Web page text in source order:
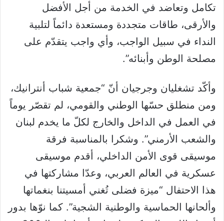
تكامل وتعاضد في الخدمة من أجل الأفضل
والأرقى، طاقات متجددة ومستعدة دائماً لتلبية
النداء في سبيل الواجب، وأي واجب يتقدّم على
مصلحة الوطن وأبنائه”.
وأكّد تشغليان وجرجيان أنّ “جمعية شباب أنترانيك،
ومن منطلق حسّها الوطني والقومي، لم تقصّر يوماً
في العمل في الداخل والخارج لكلّ ما يخدم لبنان
والشعب الأرمني”. وشكرا بالمناسبة فرقة
موسيقى قوى الأمن الداخلي، أقدم موسيقى
عسكرية في العالم العربي، وعدّا مشاركتها في
هذا الاحتفال “ميزة فضلى تُغني أمسيتنا بنغماتها
وألحانها الحماسية والوطنية الشجية”. كما نوّها بدور